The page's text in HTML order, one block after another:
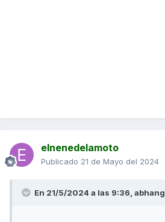
elnenedelamoto
Publicado 21 de Mayo del 2024
En 21/5/2024 a las 9:36, abhang